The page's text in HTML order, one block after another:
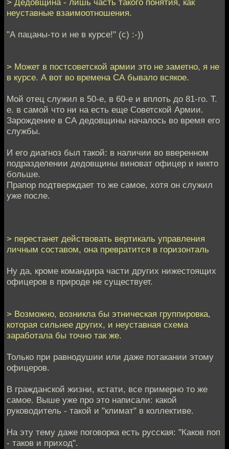
> Дедовщина - лишь часть такого понятия, как
неуставные взаимоотношения.
"А пацаны-то и не в курсе!" (с) :-))
> Может в постсоветской армии это не заметно, я не
в курсе. А вот во времена СА бывало всякое.
Мой отец служил в 50-е, в 60-е и вплоть до 81-го. Т.
е. в самой что ни на есть еще Советской Армии.
Зарождение в СА дедовщины началось во время его
службы.
И его диагноз был такой: в наличии во вверенном
подразделении дедовщины виноват офицер и никто
больше.
Прапор подтверждает то же самое, хотя он служил
уже после.
> перестанет действовать вертикаль управления
личным составом, она превратится в горизонталь
Ну да, кроме командира части других нижестоящих
офицеров в природе не существует.
> Возможно, возникла бы этническая группировка,
которая сильнее других, и неуставная схема
заработала бы точно так же.
Только при равнодушии или даже потакании этому
офицеров.
В гражданской жизни, кстати, все примерно то же
самое. Выше уже про это написали: какой
руководитель - такой и "климат" в коллективе.
На эту тему даже поговорка есть русская: "Каков поп
- таков и приход".